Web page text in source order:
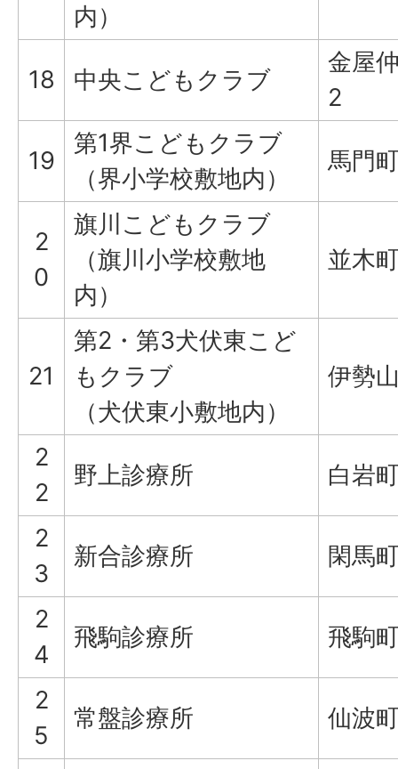
内）
18 中央こどもクラブ
金屋
2
19
第1界こどもクラブ
（界小学校敷地内）
馬門
2
0
旗川こどもクラブ
（旗川小学校敷地
内）
並木
21
第2・第3犬伏東こど
もクラブ
（犬伏東小敷地内）
伊勢
2
2
野上診療所 白岩
2
3
新合診療所 閑馬
2
4
飛駒診療所 飛駒
2
5
常盤診療所 仙波